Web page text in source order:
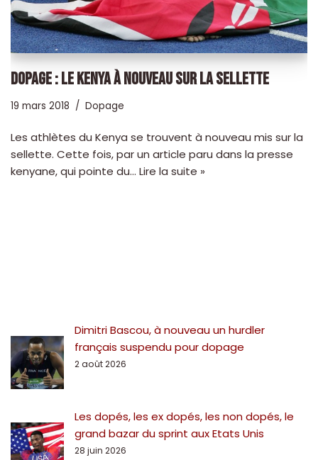
DOPAGE : LE KENYA À NOUVEAU SUR LA SELLETTE
19 mars 2018 Dopage
Les athlètes du Kenya se trouvent à nouveau mis sur la
sellette. Cette fois, par un article paru dans la presse
kenyane, qui pointe du… Lire la suite »
Dimitri Bascou, à nouveau un hurdler
français suspendu pour dopage
2 août 2026
Les dopés, les ex dopés, les non dopés, le
grand bazar du sprint aux Etats Unis
28 juin 2026